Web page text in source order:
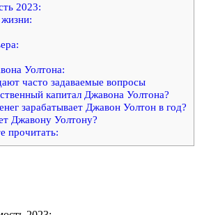
2023:
Уолтона:
часто задаваемые вопросы
капитал Джавона Уолтона?
зарабатывает Джавон Уолтон в год?
Джавону Уолтону?
прочитать: